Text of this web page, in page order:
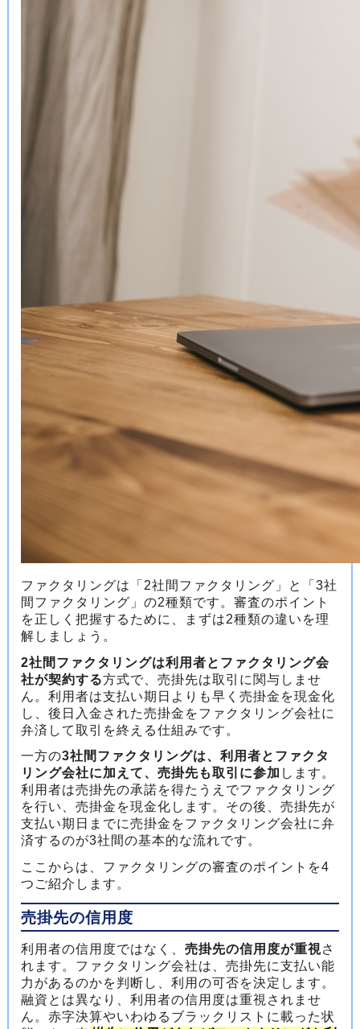
ファクタリングは「2社間ファクタリング」と「3社
間ファクタリング」の2種類です。審査のポイント
を正しく把握するために、まずは2種類の違いを理
解しましょう。
2社間ファクタリングは利用者とファクタリング会
社が契約する方式で、売掛先は取引に関与しませ
ん。利用者は支払い期日よりも早く売掛金を現金化
し、後日入金された売掛金をファクタリング会社に
弁済して取引を終える仕組みです。
一方の3社間ファクタリングは、利用者とファクタ
リング会社に加えて、売掛先も取引に参加 します。
利用者は売掛先の承諾を得たうえでファクタリング
を行い、売掛金を現金化します。その後、売掛先が
支払い期日までに売掛金をファクタリング会社に弁
済するのが3社間の基本的な流れです。
ここからは、ファクタリングの審査のポイントを4
つご紹介します。
売掛先の信用度
利用者の信用度ではなく、 売掛先の信用度が重視さ
れます。ファクタリング会社は、売掛先に支払い能
力があるのかを判断し、利用の可否を決定します。
融資とは異なり、利用者の信用度は重視されませ
ん。赤字決算やいわゆるブラックリストに載った状